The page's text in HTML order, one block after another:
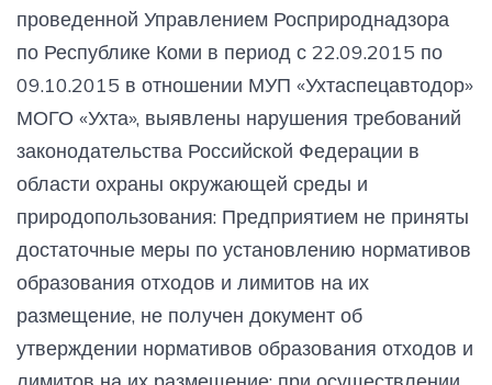
проведенной Управлением Росприроднадзора
по Республике Коми в период с 22.09.2015 по
09.10.2015 в отношении МУП «Ухтаспецавтодор»
МОГО «Ухта», выявлены нарушения требований
законодательства Российской Федерации в
области охраны окружающей среды и
природопользования: Предприятием не приняты
достаточные меры по установлению нормативов
образования отходов и лимитов на их
размещение, не получен документ об
утверждении нормативов образования отходов и